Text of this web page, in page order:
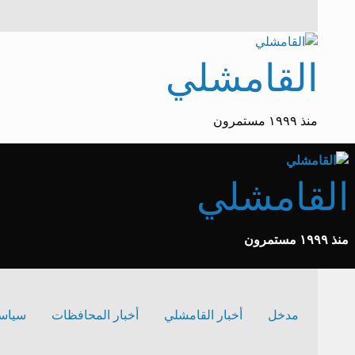
المحتوى
القامشلي
منذ ١٩٩٩ مستمرون
القامشلي
منذ ١٩٩٩ مستمرون
مدخل أخبار القامشلي أخبار المحافظات